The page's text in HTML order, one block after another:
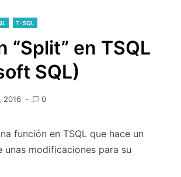
T-SQL
“Split” en TSQL
SQL)
2016 0
función en TSQL que hace un
unas modificaciones para su